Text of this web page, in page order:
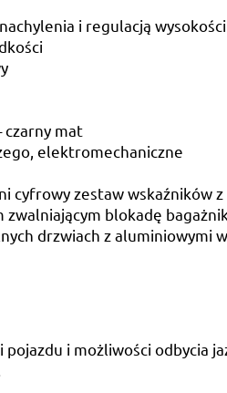
i regulacją wysokości
czarny mat
elektromechaniczne
cyfrowy zestaw wskaźników
blokadę
drzwiach z aluminiowymi
i możliwości odbycia